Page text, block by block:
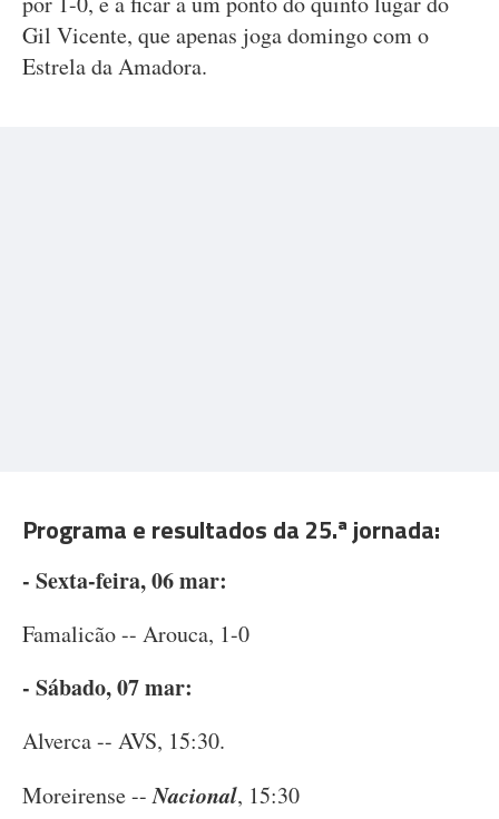
Gil Vicente, que apenas joga domingo com o
Estrela da Amadora.
Programa e resultados da 25.ª jornada:
- Sexta-feira, 06 mar:
Famalicão -- Arouca, 1-0
- Sábado, 07 mar:
Alverca -- AVS, 15:30.
Moreirense --Nacional, 15:30